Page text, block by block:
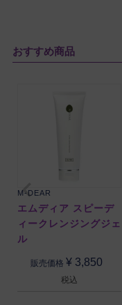
おすすめ商品
M-DEAR
エムディア スピーデ
ィークレンジングジェ
ル
販売価格 ¥ 3,850
税込